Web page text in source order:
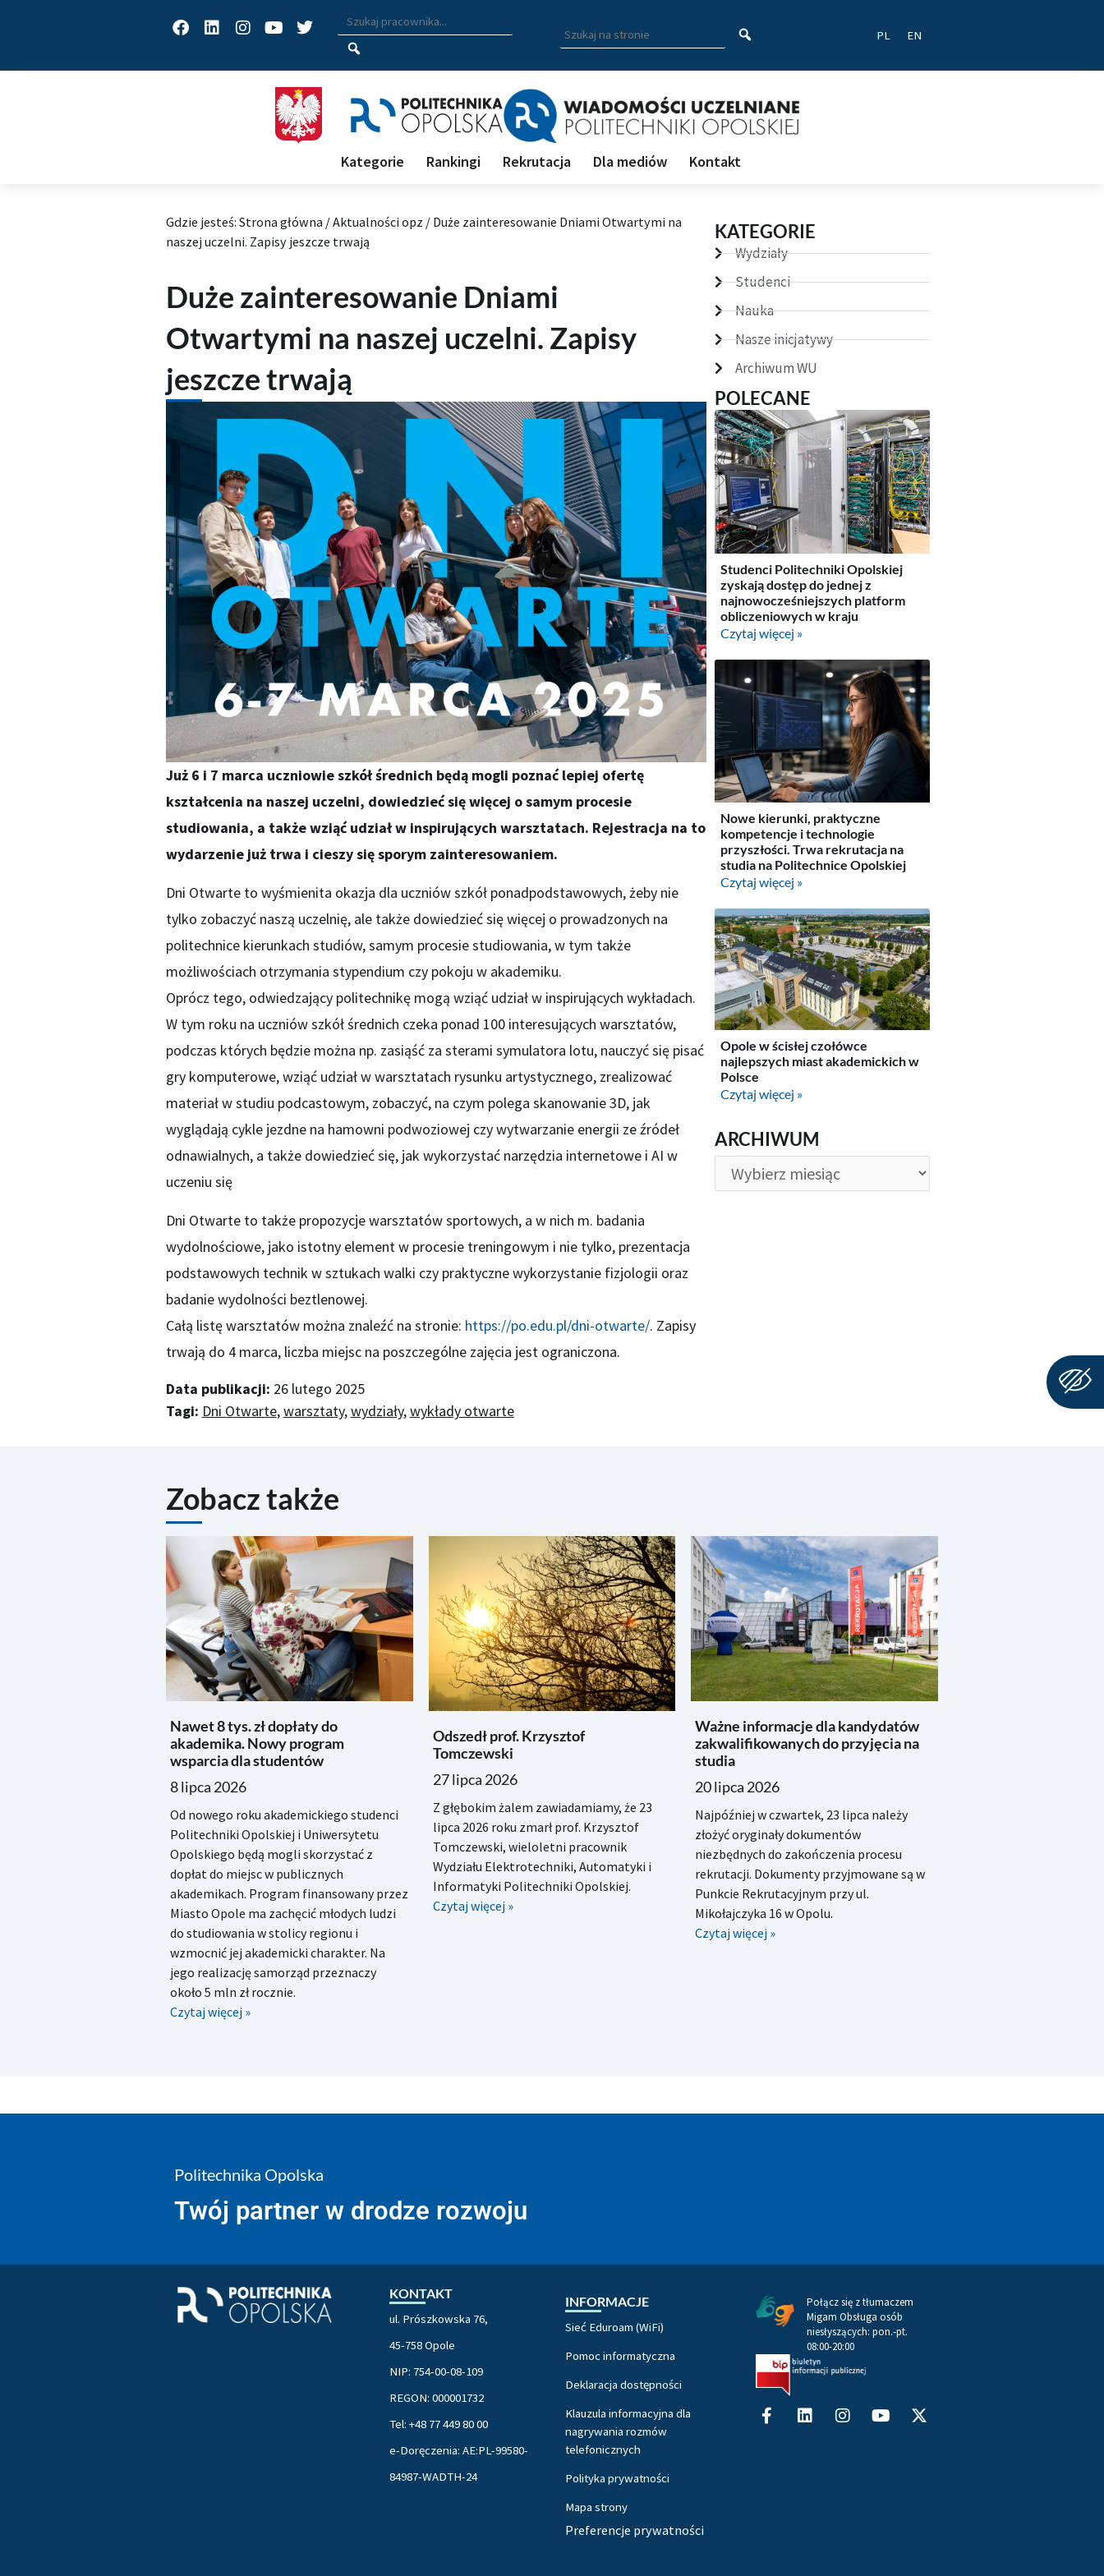
Facebook
LinkedinInstagram
YoutubeTwitterWyszukiwarka pracowników
Wpisz nazwisko, fragment nazwiska bądź imię pracownika aby wyszukać
Wpisz
szukaną
frazę
wyszukać
na
PL EN
Kategorie Rankingi Rekrutacja Dla mediów Kontakt
Gdzie jesteś: Strona główna /Aktualności opz / Duże zainteresowanie Dniami Otwartymi na
naszej uczelni. Zapisy jeszcze trwają
Duże zainteresowanie Dniami
Otwartymi na naszej uczelni. Zapisy
jeszcze trwają
Już 6 i 7 marca uczniowie szkół średnich będą mogli poznać lepiej ofertę
kształcenia na naszej uczelni, dowiedzieć się więcej o samym procesie
studiowania, a także wziąć udział w inspirujących warsztatach. Rejestracja na to
wydarzenie już trwa i cieszy się sporym zainteresowaniem.
Dni Otwarte to wyśmienita okazja dla uczniów szkół ponadpodstawowych, żeby nie
tylko zobaczyć naszą uczelnię, ale także dowiedzieć się więcej o prowadzonych na
politechnice kierunkach studiów, samym procesie studiowania, w tym także
możliwościach otrzymania stypendium czy pokoju w akademiku.
Oprócz tego, odwiedzający politechnikę mogą wziąć udział w inspirujących wykładach.
W tym roku na uczniów szkół średnich czeka ponad 100 interesujących warsztatów,
podczas których będzie można np. zasiąść za sterami symulatora lotu, nauczyć się pisać
gry komputerowe, wziąć udział w warsztatach rysunku artystycznego, zrealizować
materiał w studiu podcastowym, zobaczyć, na czym polega skanowanie 3D, jak
wyglądają cykle jezdne na hamowni podwoziowej czy wytwarzanie energii ze źródeł
odnawialnych, a także dowiedzieć się, jak wykorzystać narzędzia internetowe i AI w
uczeniu się
Dni Otwarte to także propozycje warsztatów sportowych, a w nich m. badania
wydolnościowe, jako istotny element w procesie treningowym i nie tylko, prezentacja
podstawowych technik w sztukach walki czy praktyczne wykorzystanie fizjologii oraz
badanie wydolności beztlenowej.
Całą listę warsztatów można znaleźć na stronie: https://po.edu.pl/dni-otwarte/. Zapisy
trwają do 4 marca, liczba miejsc na poszczególne zajęcia jest ograniczona.
Data publikacji: 26 lutego 2025
Tagi: Dni Otwarte,warsztaty,wydziały,wykłady otwarte
KATEGORIE
Wydziały
Studenci
Nauka
Nasze inicjatywy
Archiwum WU
POLECANE
Studenci Politechniki Opolskiej
zyskają dostęp do jednej z
najnowocześniejszych platform
obliczeniowych w kraju
Czytaj więcej »
Nowe kierunki, praktyczne
kompetencje i technologie
przyszłości. Trwa rekrutacja na
studia na Politechnice Opolskiej
Czytaj więcej »
Opole w ścisłej czołówce
najlepszych miast akademickich w
Polsce
Czytaj więcej »
ARCHIWUM
ARCHIWUM
Zobacz także
Nawet 8 tys. zł dopłaty do
akademika. Nowy program
wsparcia dla studentów
8 lipca 2026
Od nowego roku akademickiego studenci
Politechniki Opolskiej i Uniwersytetu
Opolskiego będą mogli skorzystać z
dopłat do miejsc w publicznych
akademikach. Program finansowany przez
Miasto Opole ma zachęcić młodych ludzi
do studiowania w stolicy regionu i
wzmocnić jej akademicki charakter. Na
jego realizację samorząd przeznaczy
około 5 mln zł rocznie.
Czytaj więcej »
Odszedł prof. Krzysztof
Tomczewski
27 lipca 2026
Z głębokim żalem zawiadamiamy, że 23
lipca 2026 roku zmarł prof. Krzysztof
Tomczewski, wieloletni pracownik
Wydziału Elektrotechniki, Automatyki i
Informatyki Politechniki Opolskiej.
Czytaj więcej »
Ważne informacje dla kandydatów
zakwalifikowanych do przyjęcia na
studia
20 lipca 2026
Najpóźniej w czwartek, 23 lipca należy
złożyć oryginały dokumentów
niezbędnych do zakończenia procesu
rekrutacji. Dokumenty przyjmowane są w
Punkcie Rekrutacyjnym przy ul.
Mikołajczyka 16 w Opolu.
Czytaj więcej »
Politechnika Opolska
Twój partner w drodze rozwoju
KONTAKT
ul. Prószkowska 76,
45-758 Opole
NIP: 754-00-08-109
REGON: 000001732
Tel: +48 77 449 80 00
e-Doręczenia: AE:PL-99580-
84987-WADTH-24
INFORMACJE
Sieć Eduroam (WiFi)
Pomoc informatyczna
Deklaracja dostępności
Klauzula informacyjna dla
nagrywania rozmów
telefonicznych
Polityka prywatności
Mapa strony
Preferencje prywatności
Połącz się z tłumaczem
Migam Obsługa osób
niesłyszących: pon.-pt.
08:00-20:00
Facebook-
f
LinkedinInstagram
Youtube
X-
twitter